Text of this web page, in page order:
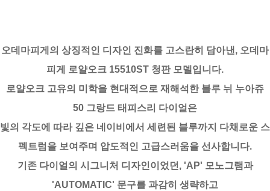
오데마피게의 상징적인 디자인 진화를 고스란히 담아낸, 오데마
피게 로얄오크 15510ST 청판 모델입니다.
로얄오크 고유의 미학을 현대적으로 재해석한 블루 뉘 누아쥬
50 그랑드 태피스리 다이얼은
빛의 각도에 따라 깊은 네이비에서 세련된 블루까지 다채로운 스
펙트럼을 보여주며 압도적인 고급스러움을 선사합니다.
기존 다이얼의 시그니처 디자인이었던, 'AP' 모노그램과
'AUTOMATIC' 문구를 과감히 생략하고